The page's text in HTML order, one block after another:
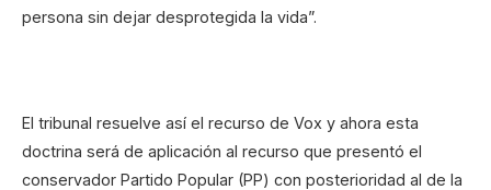
persona sin dejar desprotegida la vida”.
El tribunal resuelve así el recurso de Vox y ahora esta
doctrina será de aplicación al recurso que presentó el
conservador Partido Popular (PP) con posterioridad al de la